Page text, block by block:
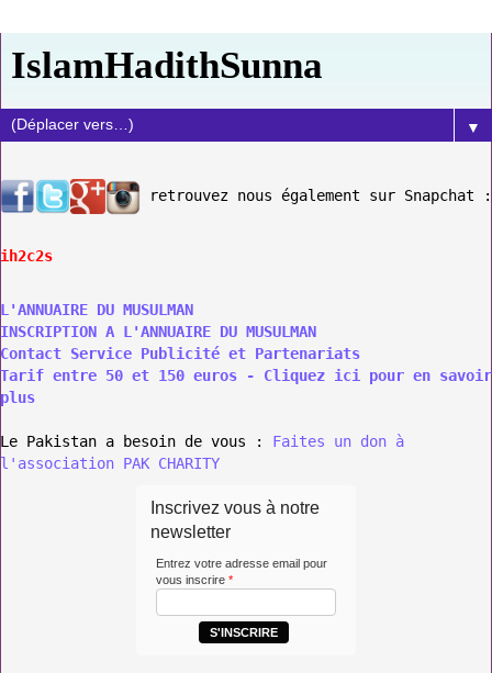
IslamHadithSunna
▼
retrouvez nous également sur Snapchat :
ih2c2s
L'ANNUAIRE DU MUSULMAN
INSCRIPTION A L'ANNUAIRE DU MUSULMAN
Contact Service Publicité et Partenariats
Tarif entre 50 et 150 euros - Cliquez ici pour en savoir
plus
Le Pakistan a besoin de vous : Faites un don à
l'association PAK CHARITY
Inscrivez vous à notre
newsletter
Entrez votre adresse email pour
vous inscrire *
S'INSCRIRE